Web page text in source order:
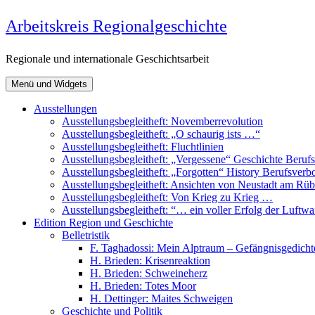
Zum
Inhalt
Arbeitskreis Regionalgeschichte
Regionale und internationale Geschichtsarbeit
Menü und Widgets
Ausstellungen
Ausstellungsbegleitheft: Novemberrevolution
Ausstellungsbegleitheft: „O schaurig ists …“
Ausstellungsbegleitheft: Fluchtlinien
Ausstellungsbegleitheft: „Vergessene“ Geschichte
Ausstellungsbegleitheft: „Forgotten“ History
Ausstellungsbegleitheft: Ansichten von Neustadt am
Ausstellungsbegleitheft: Von Krieg zu Krieg …
Ausstellungsbegleitheft: “… ein voller Erfolg der
Edition Region und Geschichte
Belletristik
F. Taghadossi: Mein Alptraum –
H. Brieden: Krisenreaktion
H. Brieden: Schweineherz
H. Brieden: Totes Moor
H. Dettinger: Maites Schweigen
Geschichte und Politik